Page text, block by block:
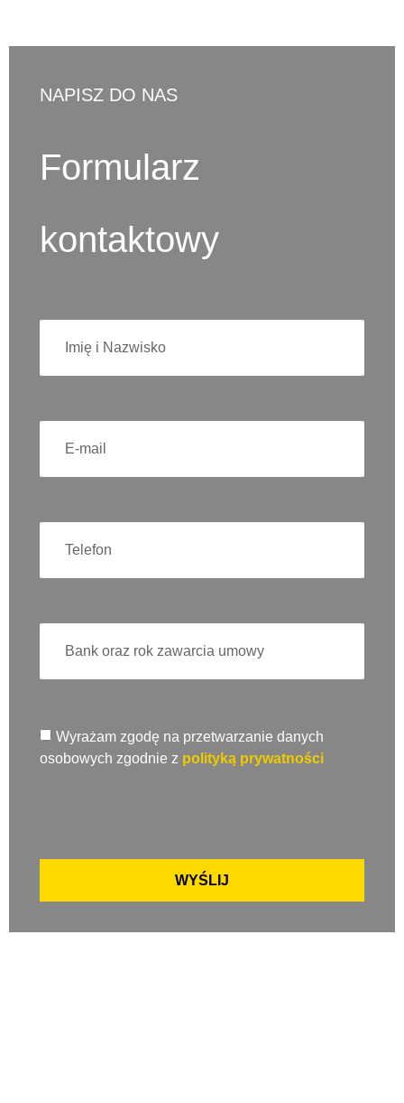
NAPISZ DO NAS
Formularz
kontaktowy
Wyrażam zgodę na przetwarzanie danych
osobowych zgodnie z polityką prywatności
WYŚLIJ